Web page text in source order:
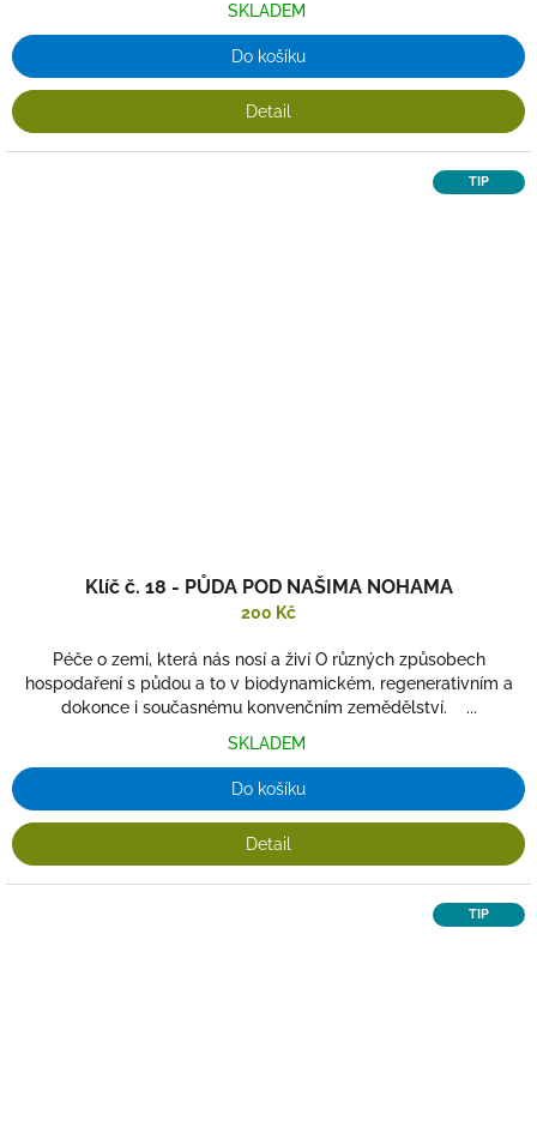
SKLADEM
Do košíku
Detail
TIP
Klíč č. 18 - PŮDA POD NAŠIMA NOHAMA
200 Kč
Péče o zemi, která nás nosí a živí O různých způsobech
hospodaření s půdou a to v biodynamickém, regenerativním a
dokonce i současnému konvenčním zemědělství. ...
SKLADEM
Do košíku
Detail
TIP